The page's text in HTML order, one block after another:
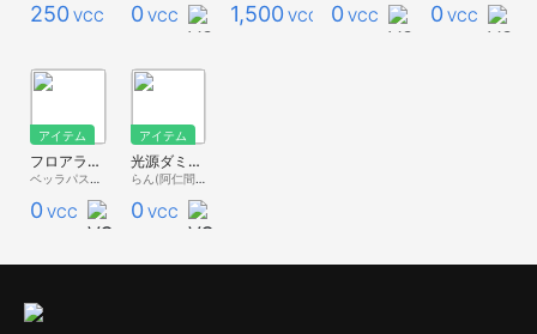
250 VCC 0 VCC 1,500 VCC 0 VCC 0 VCC
アイテム
フロアライト Brown【ベッラ家具】
0 VCC
アイテム
光源ダミー表示＆回転ツール
らん(阿仁間すぴか)
0 VCC